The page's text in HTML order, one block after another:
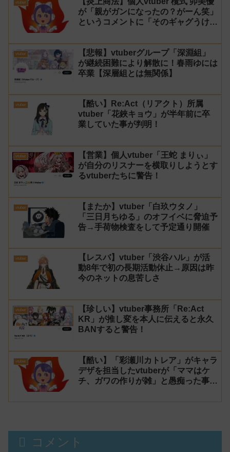
vtuber
が「親がガンになったの？がーん笑」
というコメントに「そのギャグうけ
はオススメしないと投稿し叩かれる
vtuber
【悲報】vtuberグループ「深淵組」
が継続困難により解散に！春雨ゆには
卒業【深層組とは無関係】
vtuber
【酷い】Re:Act（リアクト）所属
vtuber「花鋏キョウ」が半年前に卒
業していた事が判明！
vtuber
【営業】個人vtuber「王蛇 まりぃ」
が自分のリスナーを横取りしようとす
るvtuberたちに警告！
vtuber
【またか】vtuber「白玖ウタノ」
「三日月ちゆる」のオフイベに脅迫予
告→手荷物検査をして予定通り開催
vtuber
【レスバ】vtuber「渋谷ハル」が活
動8年で初の長期活動休止→原因は昨
今のネットの息苦しさ
vtuber
【珍しい】vtuber事務所「Re:Act
KR」が推し変を本人に伝えると永久
BANすると警告！
vtuber
【酷い】「彩瀬川カトレア」がキャラ
デザを担当したvtuberが「ママはケ
チ、ガワの作りが雑」と愚痴った事が
コメント